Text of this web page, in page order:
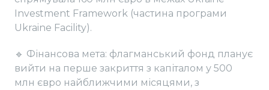
Investment Framework (частина програми
Ukraine Facility).
🔹 Фінансова мета: флагманський фонд планує
вийти на перше закриття з капіталом у 500
млн євро найближчими місяцями, з